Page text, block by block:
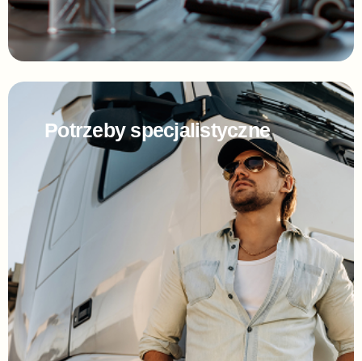
Potrzeby specjalistyczne